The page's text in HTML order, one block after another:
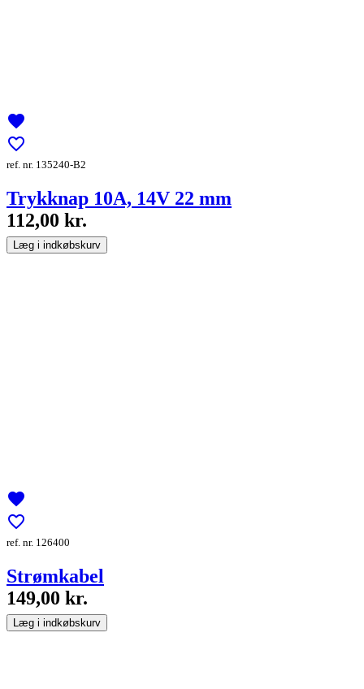
favorite
favorite_border
ref. nr. 135240-B2
Trykknap 10A, 14V 22 mm
112,00 kr.
Læg i indkøbskurv
favorite
favorite_border
ref. nr. 126400
Strømkabel
149,00 kr.
Læg i indkøbskurv